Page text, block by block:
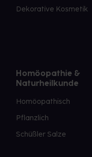
Dekorative Kosmetik
Homöopathie &
Naturheilkunde
Homöopathisch
Pflanzlich
Schüßler Salze